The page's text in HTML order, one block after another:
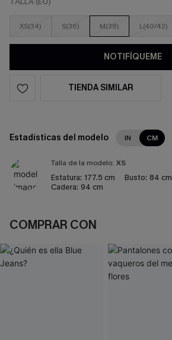
XS(34) S(36) M(38) L(40/42)
NOTIFÍQUEME
TIENDA SIMILAR
Estadísticas del modelo IN CM
Talla de la modelo: XS
Estatura: 177.5 cm Busto: 84 cm
Cadera: 94 cm
COMPRAR CON